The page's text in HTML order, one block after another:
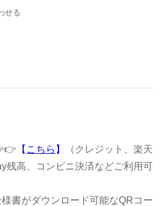
せる
【 こちら 】
（クレジット、楽天
残高、コンビニ決済などご利用可
書がダウンロード可能なQRコー